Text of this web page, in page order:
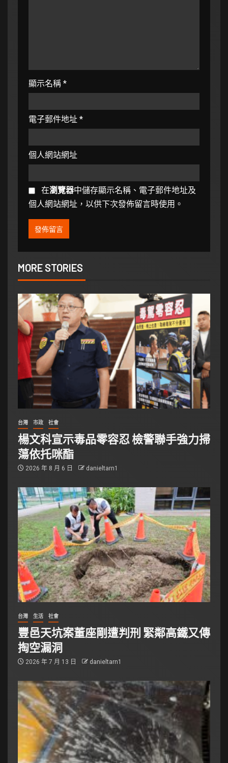
顯示名稱 *
電子郵件地址 *
個人網站網址
在瀏覽器中儲存顯示名稱、電子郵件地址及
個人網站網址，以供下次發佈留言時使用。
MORE STORIES
台灣 市政 社會
楊文科宣示毒品零容忍 檢警聯手強力掃
蕩依托咪酯
2026 年 8 月 6 日 danieltarn1
台灣 生活 社會
豐邑天坑案董座剛遭判刑 緊鄰高鐵又傳
掏空漏洞
2026 年 7 月 13 日 danieltarn1